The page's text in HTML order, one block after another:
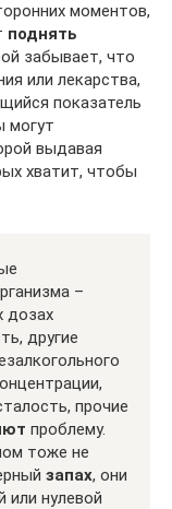
моментов,
поднять
забывает, что
или лекарства,
показатель
могут
выдавая
хватит, чтобы
–
дозах
другие
прочие
проблему.
тоже не
запах, они
или нулевой